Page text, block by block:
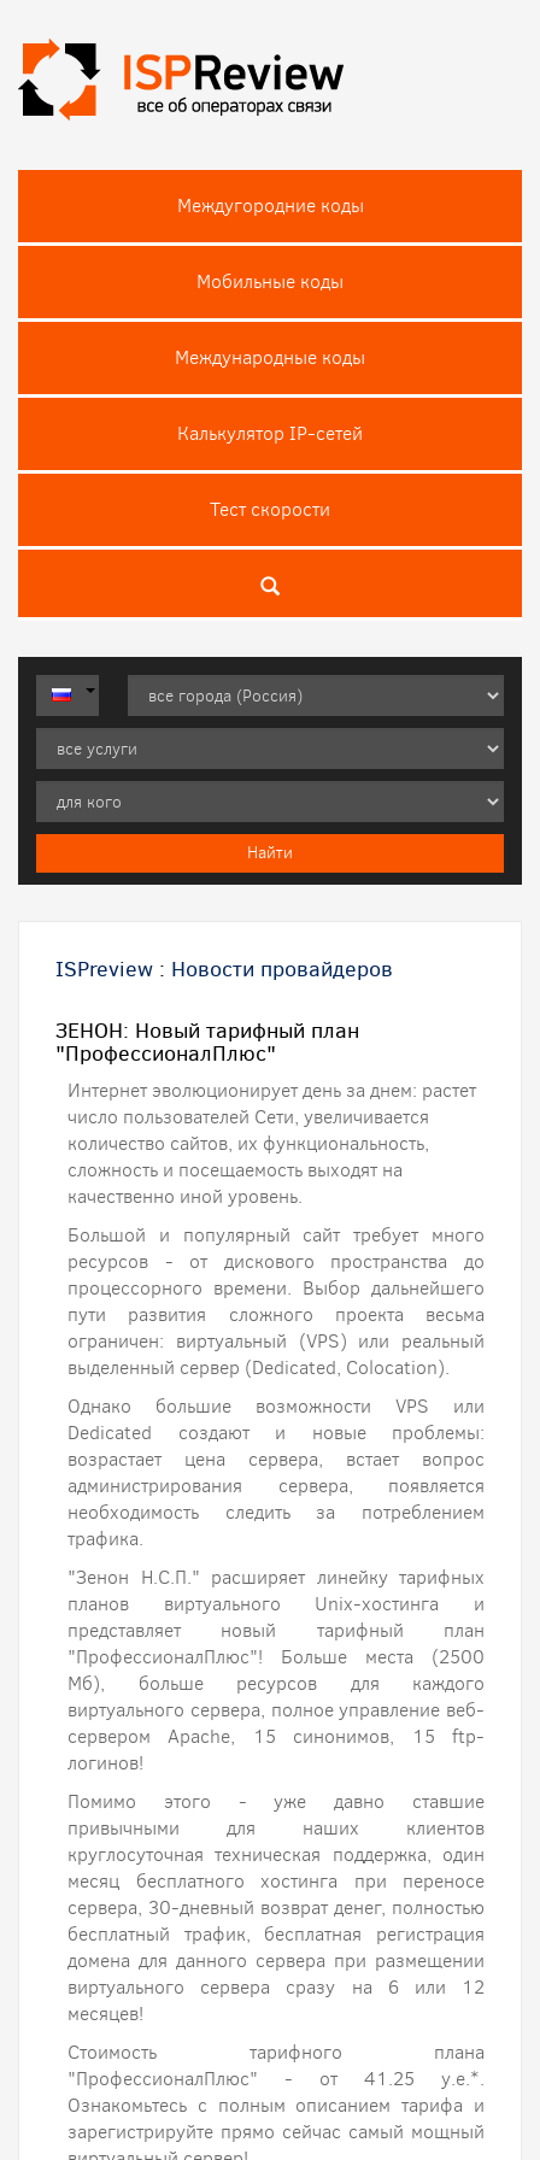
Междугородние коды
Мобильные коды
Международные коды
Калькулятор IP-сетей
Тест скороcти
ISPreview : Новости провайдеров
ЗЕНОН: Новый тарифный план
"ПрофессионалПлюс"
Интернет эволюционирует день за днем: растет
число пользователей Сети, увеличивается
количество сайтов, их функциональность,
сложность и посещаемость выходят на
качественно иной уровень.
Большой и популярный сайт требует много
ресурсов - от дискового пространства до
процессорного времени. Выбор дальнейшего
пути развития сложного проекта весьма
ограничен: виртуальный (VPS) или реальный
выделенный сервер (Dedicated, Colocation).
Однако большие возможности VPS или
Dedicated создают и новые проблемы:
возрастает цена сервера, встает вопрос
администрирования сервера, появляется
необходимость следить за потреблением
трафика.
"Зенон Н.С.П." расширяет линейку тарифных
планов виртуального Unix-хостинга и
представляет новый тарифный план
"ПрофессионалПлюс"! Больше места (2500
Мб), больше ресурсов для каждого
виртуального сервера, полное управление веб-
сервером Apache, 15 синонимов, 15 ftp-
логинов!
Помимо этого - уже давно ставшие
привычными для наших клиентов
круглосуточная техническая поддержка, один
месяц бесплатного хостинга при переносе
сервера, 30-дневный возврат денег, полностью
бесплатный трафик, бесплатная регистрация
домена для данного сервера при размещении
виртуального сервера сразу на 6 или 12
месяцев!
Стоимость тарифного плана
"ПрофессионалПлюс" - от 41.25 у.е.*.
Ознакомьтесь с полным описанием тарифа и
зарегистрируйте прямо сейчас самый мощный